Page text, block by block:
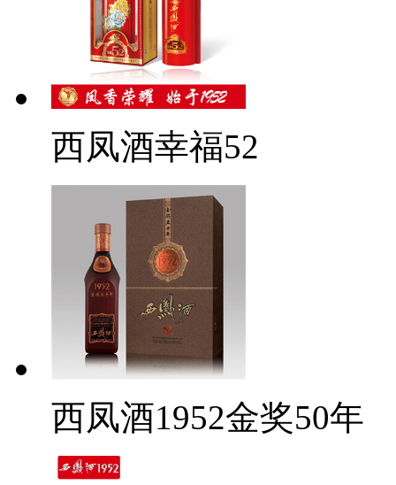
西凤酒幸福52
西凤酒1952金奖50年